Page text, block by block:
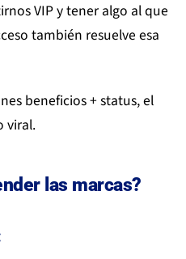
VIP y tener algo al que
también resuelve esa
beneficios + status, el
viral.
las marcas?